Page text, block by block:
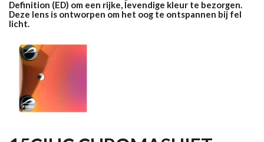
Definition (ED) om een ​​rijke, levendige kleur te bezorgen.
Deze lens is ontworpen om het oog te ontspannen bij fel
licht.